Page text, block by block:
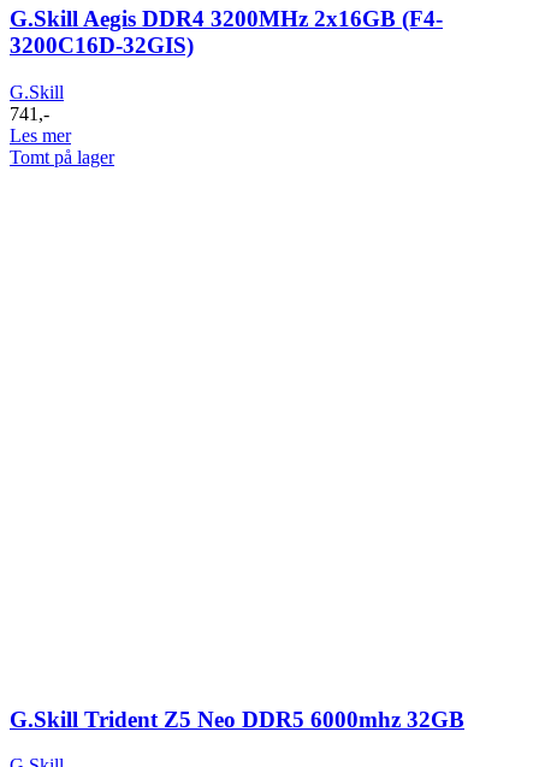
G.Skill Aegis DDR4 3200MHz 2x16GB (F4-
3200C16D-32GIS)
G.Skill
741 ,-
Les mer
Tomt på lager
G.Skill Trident Z5 Neo DDR5 6000mhz 32GB